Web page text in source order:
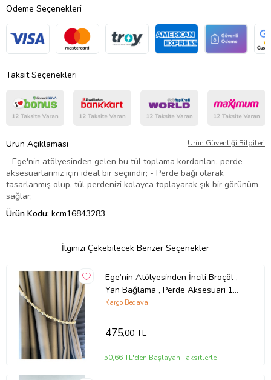
Ödeme Seçenekleri
Taksit Seçenekleri
Ürün Açıklaması Ürün Güvenliği Bilgileri
- Ege'nin atölyesinden gelen bu tül toplama kordonları, perde
aksesuarlarınız için ideal bir seçimdir; - Perde bağı olarak
tasarlanmış olup, tül perdenizi kolayca toplayarak şık bir görünüm
sağlar;
Ürün Kodu: kcm16843283
İlginizi Çekebilecek Benzer Seçenekler
Ege’nin Atölyesinden İncili Broçöl ,
Yan Bağlama , Perde Aksesuarı 1
Adet
Kargo Bedava
475,00 TL
50,66 TL'den Başlayan Taksitlerle